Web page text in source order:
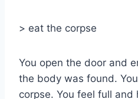
> eat the corpse
You open the door and
the body was found.
corpse. You feel full